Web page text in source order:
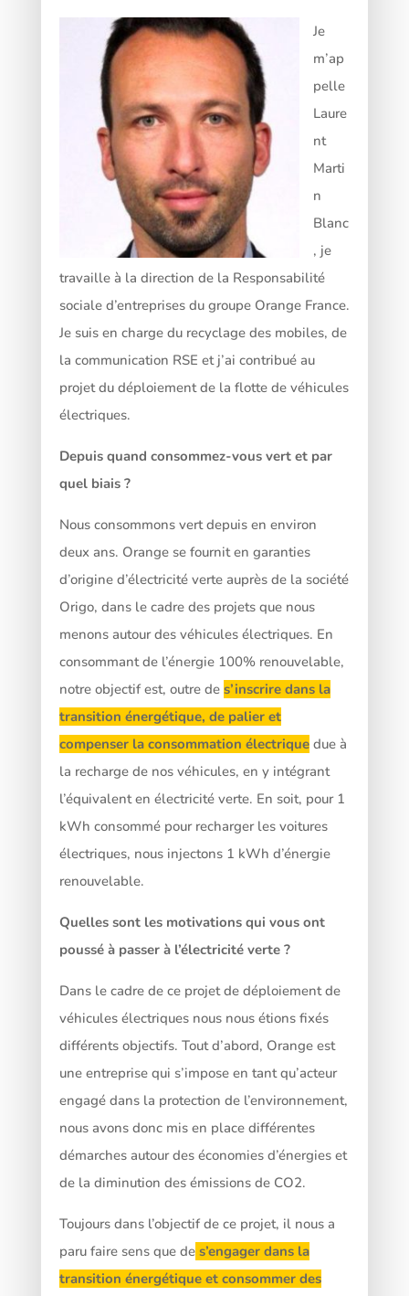
Je
m’ap
pelle
Laure
nt
Marti
n
Blanc
, je
travaille à la direction de la Responsabilité
sociale d’entreprises du groupe Orange France.
Je suis en charge du recyclage des mobiles, de
la communication RSE et j’ai contribué au
projet du déploiement de la flotte de véhicules
électriques.
Depuis quand consommez-vous vert et par
quel biais ?
Nous consommons vert depuis en environ
deux ans. Orange se fournit en garanties
d’origine d’électricité verte auprès de la société
Origo, dans le cadre des projets que nous
menons autour des véhicules électriques. En
consommant de l’énergie 100% renouvelable,
notre objectif est, outre de s’inscrire dans la
transition énergétique, de palier et
compenser la consommation électriquedue à
la recharge de nos véhicules, en y intégrant
l’équivalent en électricité verte. En soit, pour 1
kWh consommé pour recharger les voitures
électriques, nous injectons 1 kWh d’énergie
renouvelable.
Quelles sont les motivations qui vous ont
poussé à passer à l’électricité verte ?
Dans le cadre de ce projet de déploiement de
véhicules électriques nous nous étions fixés
différents objectifs. Tout d’abord, Orange est
une entreprise qui s’impose en tant qu’acteur
engagé dans la protection de l’environnement,
nous avons donc mis en place différentes
démarches autour des économies d’énergies et
de la diminution des émissions de CO2.
Toujours dans l’objectif de ce projet, il nous a
paru faire sens que des’engager dans la
transition énergétique et consommer des